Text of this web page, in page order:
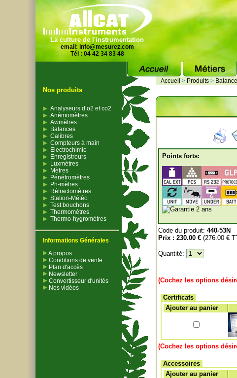
La culture de l'instrumentation
email: info@mesurez.com
Tél : 04 42 34 83 48
Nos produits
Analyseurs d’o2 et co2
Anémomètres
Awmètres
Balances
Calibres
Compteurs à main
Electrochimie
Enregistreurs
Luxmètres
Mètres
Pénétromètres
Ph-mètres
Réfractomètres
Station-Météo
Test bouchons
Thermomètres
Thermo-hygromètres
Informations Générales
A propos
Conditions de vente
Plan d'accès
Newsletter
Convertisseur d'unités
Nos vidéos
Accueil > Produits >
Points forts:
Code du produit: 440-53N
Prix : 230.00 € (276.00 €
Quantité:
(Cochez les options
Certificats
Ajouter au panier
(Cochez les options
Accessoires
Ajouter au panier